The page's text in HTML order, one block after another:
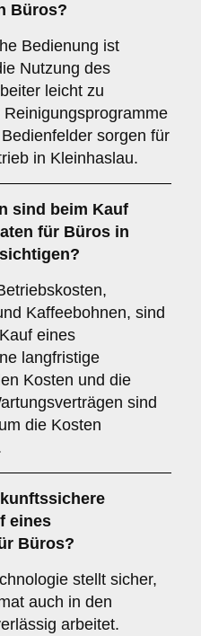
Büros?
Bedienung ist
Nutzung des
leicht zu
sorgen für
in Kleinhaslau.
sind beim Kauf
für Büros in
Kaffeebohnen, sind
eines
langfristige
Kosten und die
sind
die Kosten
eines
Büros?
stellt sicher,
auch in den
arbeitet.